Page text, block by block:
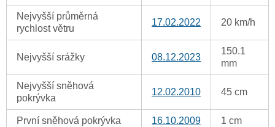
Nejvyšší průměrná
rychlost větru
17.02.2022 20 km/h
Nejvyšší srážky 08.12.2023
150.1
mm
Nejvyšší sněhová
pokrývka
12.02.2010 45 cm
První sněhová pokrývka 16.10.2009 1 cm